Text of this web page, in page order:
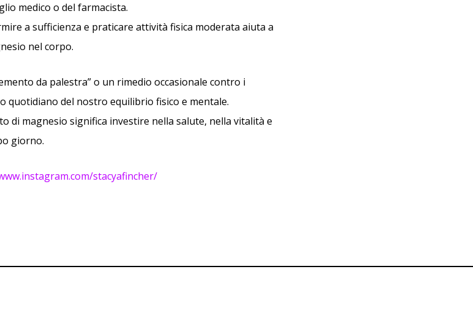
medico o del farmacista.
a sufficienza e praticare attività fisica moderata aiuta a
nel corpo.
da palestra” o un rimedio occasionale contro i
quotidiano del nostro equilibrio fisico e mentale.
di magnesio significa investire nella salute, nella vitalità e
giorno.
stacyafincher/